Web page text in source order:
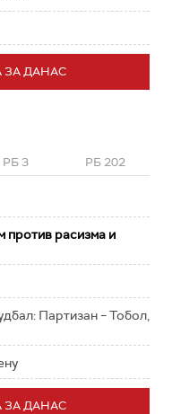
ДАНАС
РБ 3 РБ 202
против расизма и
Партизан – Тобол,
ДАНАС